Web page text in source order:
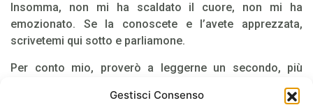
Gestisci Consenso
Insomma, non mi ha scaldato il cuore, non mi ha
emozionato. Se la conoscete e l’avete apprezzata,
scrivetemi qui sotto e parliamone.
Per conto mio, proverò a leggerne un secondo, più